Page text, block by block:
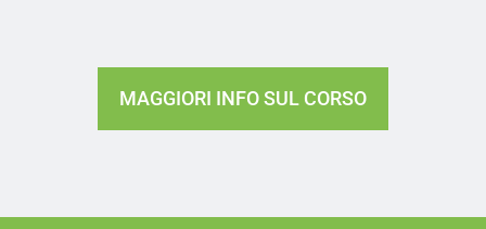
MAGGIORI INFO SUL CORSO